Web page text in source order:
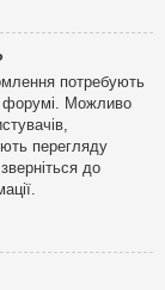
потребують
форумі. Можливо
перегляду
до